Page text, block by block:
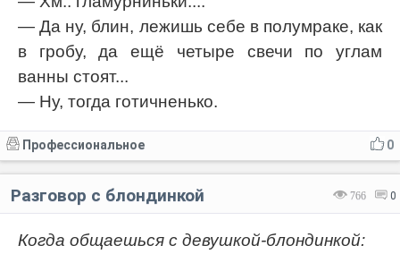
— Да ну, блин, лежишь себе в полумраке, как
в гробу, да ещё четыре свечи по углам
ванны стоят...
— Ну, тогда готичненько.
0
Профессиональное
766 0
Разговор с блондинкой
Когда общаешься с девушкой-блондинкой: